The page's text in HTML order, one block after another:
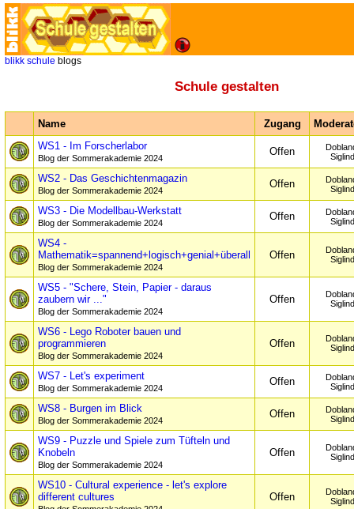
blikk schule blogs
Schule gestalten
Name Zugang
WS1 - Im Forscherlabor
Blog der Sommerakademie 2024
Offen
WS2 - Das Geschichtenmagazin
Blog der Sommerakademie 2024
Offen
WS3 - Die Modellbau-Werkstatt
Blog der Sommerakademie 2024
Offen
WS4 -
Mathematik=spannend+logisch+genial+überall
Blog der Sommerakademie 2024
Offen
WS5 - "Schere, Stein, Papier - daraus
zaubern wir ..."
Blog der Sommerakademie 2024
Offen
WS6 - Lego Roboter bauen und
programmieren
Blog der Sommerakademie 2024
Offen
WS7 - Let's experiment
Blog der Sommerakademie 2024
Offen
WS8 - Burgen im Blick
Blog der Sommerakademie 2024
Offen
WS9 - Puzzle und Spiele zum Tüfteln und
Knobeln
Blog der Sommerakademie 2024
Offen
WS10 - Cultural experience - let's explore
different cultures
Offen